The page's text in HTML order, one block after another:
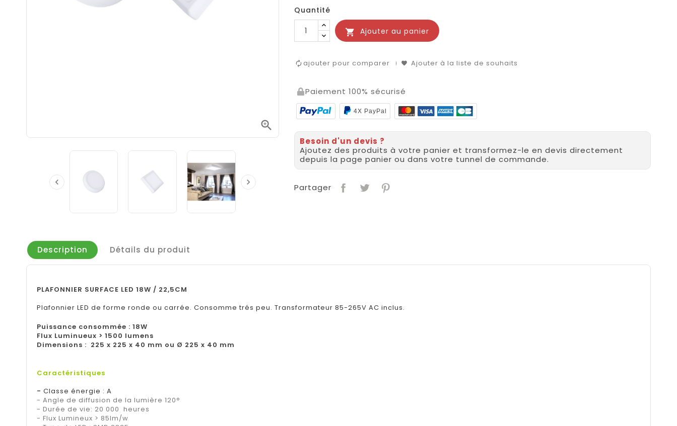

 
Quantité
 Ajouter au panier
ajouter pour comparer Ajouter à la liste de souhaits
Paiement 100% sécurisé
4X PayPal
Besoin d'un devis ?
Ajoutez des produits à votre panier et transformez-le en devis directement
depuis la page panier ou dans votre tunnel de commande.
Partager
Description Détails du produit
PLAFONNIER SURFACE LED 18W / 22,5CM
Plafonnier LED de forme ronde ou carrée. Consomme trés peu. Transformateur 85-265V AC inclus.
Puissance consommée : 18W
Flux Luminueux > 1500 lumens
Dimensions : 225 x 225 x 40 mm ou Ø 225 x 40 mm
Caractéristiques
- Classe énergie : A
- Angle de diffusion de la lumière 120°
- Durée de vie: 20 000 heures
- Flux Lumineux > 85lm/w